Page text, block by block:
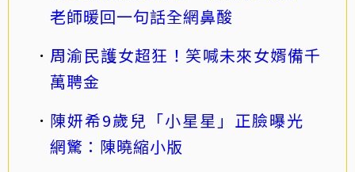
老師暖回一句話全網鼻酸
周渝民護女超狂！笑喊未來女婿備千
萬聘金
陳妍希9歲兒「小星星」正臉曝光
網驚：陳曉縮小版